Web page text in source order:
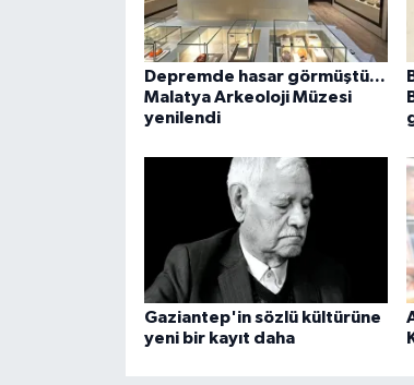
Depremde hasar görmüştü...
Malatya Arkeoloji Müzesi
yenilendi
Gaziantep'in sözlü kültürüne
yeni bir kayıt daha